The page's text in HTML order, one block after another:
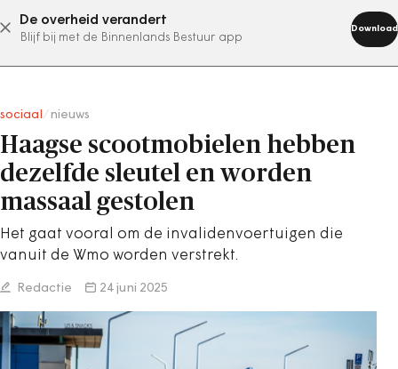
De overheid verandert
Blijf bij met de Binnenlands Bestuur app
Download
abonneer nu
sociaal nieuws
Haagse scootmobielen hebben
dezelfde sleutel en worden
massaal gestolen
Het gaat vooral om de invalidenvoertuigen die
vanuit de Wmo worden verstrekt.
Redactie 24 juni 2025